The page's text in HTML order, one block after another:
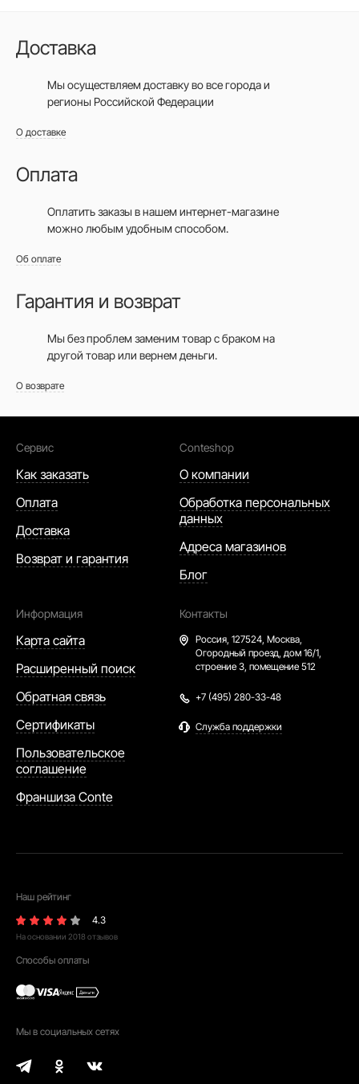
Доставка
Мы осуществляем доставку во все городаи
регионы Российской Федерации
О доставке
Оплата
Оплатить заказы в нашем интернет-магазине
можно любым удобным способом.
Об оплате
Гарантия и возврат
Мы без проблем заменим товар с браком на
другой товар или вернем деньги.
О возврате
Сервис
Как заказать
Оплата
Доставка
Возврат и гарантия
Conteshop
О компании
Обработка персональных
данных
Адреса магазинов
Блог
Информация
Карта сайта
Расширенный поиск
Обратная связь
Сертификаты
Пользовательское
соглашение
Франшиза Conte
Контакты
Россия, 127524, Москва,
Огородный проезд, дом 16/1,
строение 3, помещение 512
+7 (495) 280-33-48
Служба поддержки
Наш рейтинг
4.3
На основании 2018 отзывов
Способы оплаты
Мы в социальных сетях